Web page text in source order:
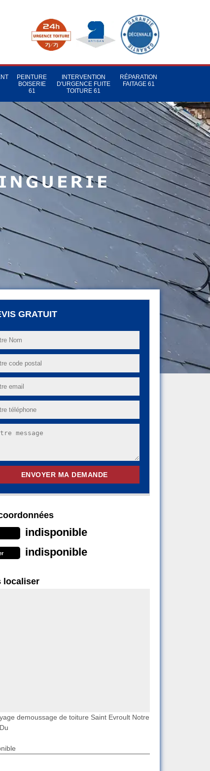
PEINTURE
BOISERIE
61
INTERVENTION
D'URGENCE FUITE
TOITURE 61
RÉPARATION
FAITAGE 61
GRATUIT
indisponible
indisponible
localiser
demoussage de toiture Saint Evroult Notre